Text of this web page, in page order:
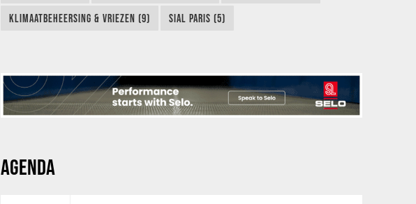
KLIMAATBEHEERSING & VRIEZEN (9) SIAL PARIS (5)
AGENDA